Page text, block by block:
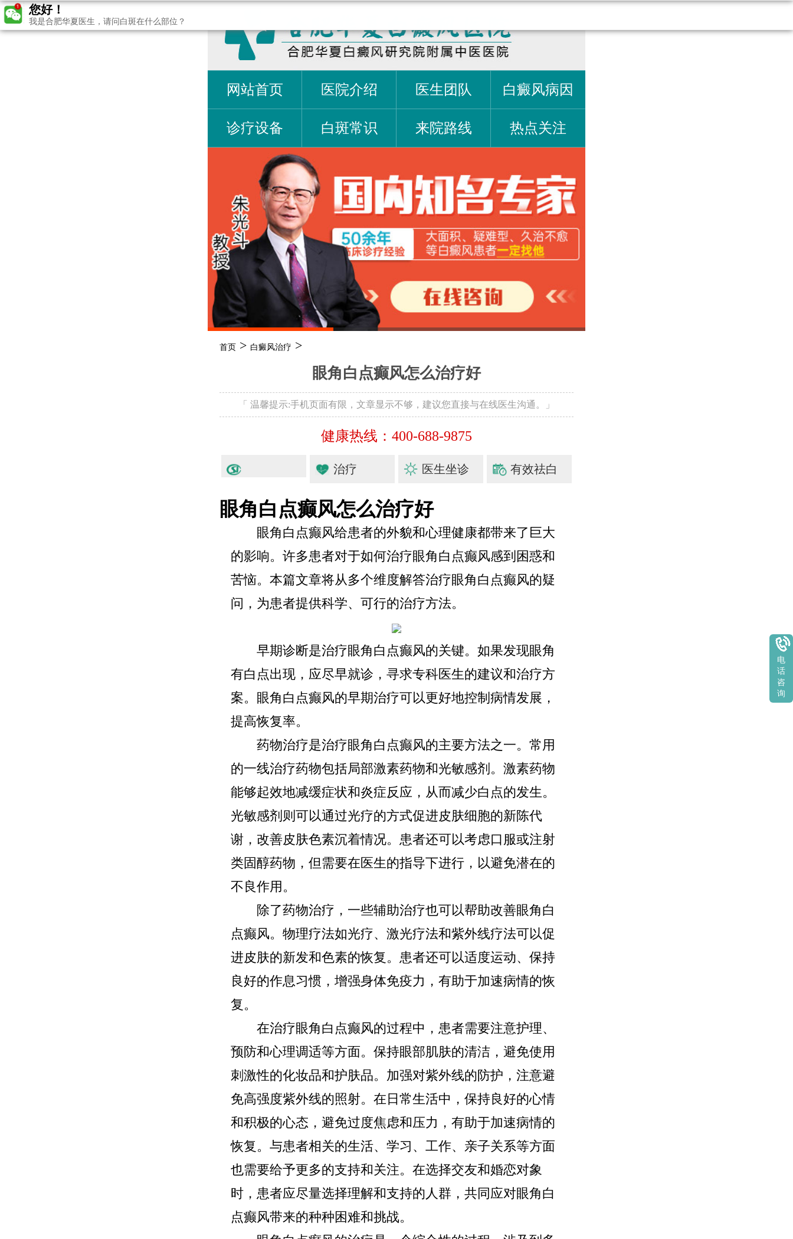
网站首页 医院介绍 医生团队 白癜风病因
诊疗设备 白斑常识 来院路线 热点关注
首页 > 白癜风治疗 >
眼角白点癫风怎么治疗好
「 温馨提示:手机页面有限，文章显示不够，建议您直接与在线医生沟通。」
健康热线：400-688-9875
治疗 医生坐诊 有效祛白
眼角白点癫风怎么治疗好
眼角白点癫风给患者的外貌和心理健康都带来了巨大
的影响。许多患者对于如何治疗眼角白点癫风感到困惑和
苦恼。本篇文章将从多个维度解答治疗眼角白点癫风的疑
问，为患者提供科学、可行的治疗方法。
早期诊断是治疗眼角白点癫风的关键。如果发现眼角
有白点出现，应尽早就诊，寻求专科医生的建议和治疗方
案。眼角白点癫风的早期治疗可以更好地控制病情发展，
提高恢复率。
药物治疗是治疗眼角白点癫风的主要方法之一。常用
的一线治疗药物包括局部激素药物和光敏感剂。激素药物
能够起效地减缓症状和炎症反应，从而减少白点的发生。
光敏感剂则可以通过光疗的方式促进皮肤细胞的新陈代
谢，改善皮肤色素沉着情况。患者还可以考虑口服或注射
类固醇药物，但需要在医生的指导下进行，以避免潜在的
不良作用。
除了药物治疗，一些辅助治疗也可以帮助改善眼角白
点癫风。物理疗法如光疗、激光疗法和紫外线疗法可以促
进皮肤的新发和色素的恢复。患者还可以适度运动、保持
良好的作息习惯，增强身体免疫力，有助于加速病情的恢
复。
在治疗眼角白点癫风的过程中，患者需要注意护理、
预防和心理调适等方面。保持眼部肌肤的清洁，避免使用
刺激性的化妆品和护肤品。加强对紫外线的防护，注意避
免高强度紫外线的照射。在日常生活中，保持良好的心情
和积极的心态，避免过度焦虑和压力，有助于加速病情的
恢复。与患者相关的生活、学习、工作、亲子关系等方面
也需要给予更多的支持和关注。在选择交友和婚恋对象
时，患者应尽量选择理解和支持的人群，共同应对眼角白
点癫风带来的种种困难和挑战。
您好！
我是合肥华夏医生，请问白斑在什么部位？
电
话
咨
询